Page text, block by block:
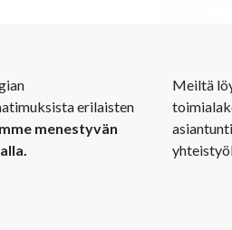
erilaisten
menestyvän
Meiltä